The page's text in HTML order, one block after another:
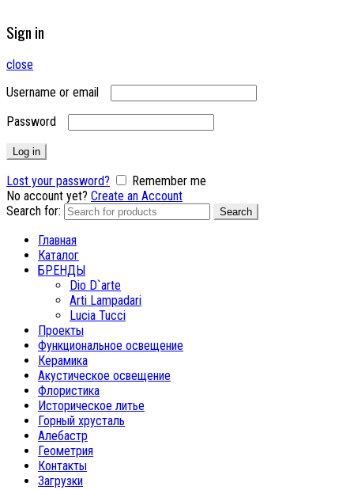
Sign in
close
Username or email
Password
Log in
Lost your password?
Remember me
No account yet? Create an Account
Search for:
Search
Главная
Каталог
БРЕНДЫ
Dio D`arte
Arti Lampadari
Lucia Tucci
Проекты
Функциональное освещение
Керамика
Акустическое освещение
Флористика
Историческое литье
Горный хрусталь
Алебастр
Геометрия
Контакты
Загрузки